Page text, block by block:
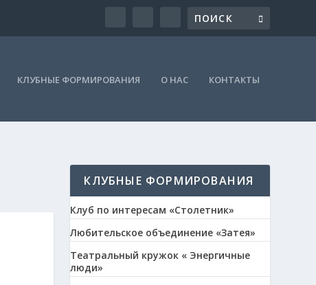
КЛУБНЫЕ ФОРМИРОВАНИЯ О НАС КОНТАКТЫ
КЛУБНЫЕ ФОРМИРОВАНИЯ
Клуб по интересам «Столетник»
Любительское объединение «Затея»
Театральный кружок « Энергичные
люди»